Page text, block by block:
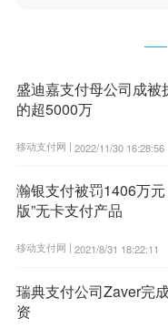
盛迪嘉支付母公司成被
的超5000万
移动支付网 | 2022/11/30 16:28:56
瀚银支付被罚1406万
版”无卡支付产品
移动支付网 | 2021/8/31 18:22:11
瑞典支付公司Zaver完
资